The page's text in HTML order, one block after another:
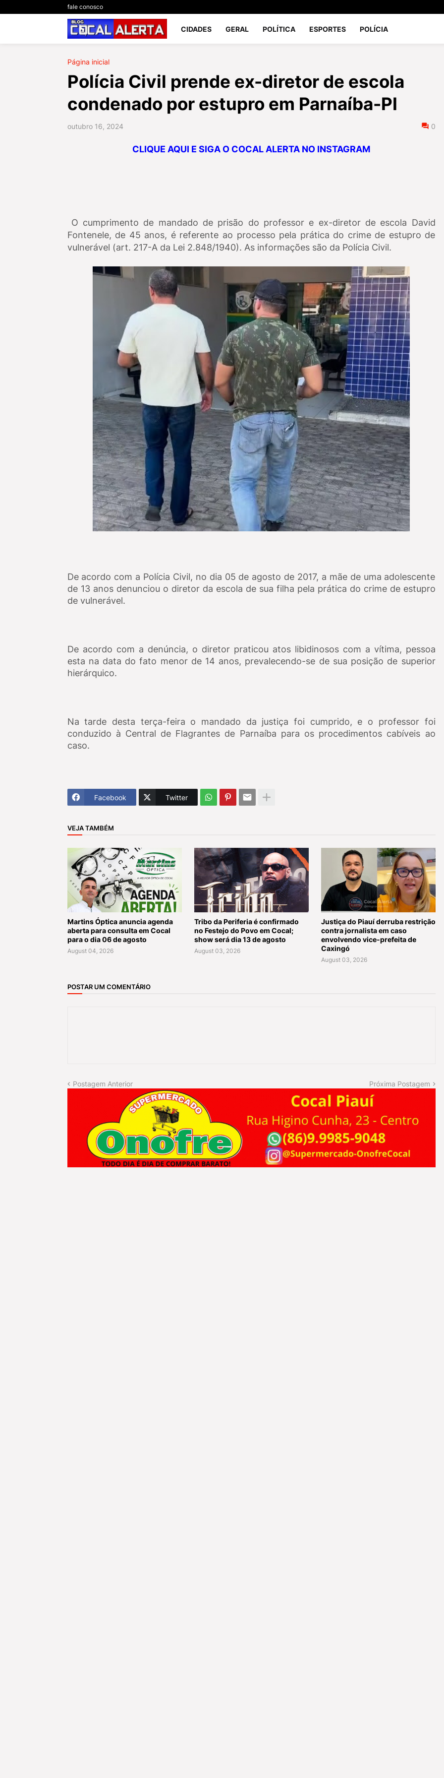
fale conosco
CIDADES GERAL POLÍTICA ESPORTES POLÍCIA
Página inicial
Polícia Civil prende ex-diretor de escola
condenado por estupro em Parnaíba-PI
outubro 16, 2024 0
CLIQUE AQUI E SIGA O COCAL ALERTA NO INSTAGRAM
O cumprimento de mandado de prisão do professor e ex-diretor de escola David
Fontenele, de 45 anos, é referente ao processo pela prática do crime de estupro de
vulnerável (art. 217-A da Lei 2.848/1940). As informações são da Polícia Civil.
De acordo com a Polícia Civil, no dia 05 de agosto de 2017, a mãe de uma adolescente
de 13 anos denunciou o diretor da escola de sua filha pela prática do crime de estupro
de vulnerável.
De acordo com a denúncia, o diretor praticou atos libidinosos com a vítima, pessoa
esta na data do fato menor de 14 anos, prevalecendo-se de sua posição de superior
hierárquico.
Na tarde desta terça-feira o mandado da justiça foi cumprido, e o professor foi
conduzido à Central de Flagrantes de Parnaíba para os procedimentos cabíveis ao
caso.
Facebook Twitter
VEJA TAMBÉM
Martins Óptica anuncia agenda
aberta para consulta em Cocal
para o dia 06 de agosto
August 04, 2026
Tribo da Periferia é confirmado
no Festejo do Povo em Cocal;
show será dia 13 de agosto
August 03, 2026
Justiça do Piauí derruba restrição
contra jornalista em caso
envolvendo vice-prefeita de
Caxingó
August 03, 2026
POSTAR UM COMENTÁRIO
Postagem Anterior Próxima Postagem